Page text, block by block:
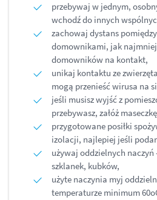
przebywaj w jednym,
wchodź do innych
zachowaj dystans
domownikami, jak
domowników na kontakt,
unikaj kontaktu ze
mogą przenieść wirusa na
jeśli musisz wyjść z
przebywasz, załóż
przygotowane posiłki
izolacji, najlepiej jeśli
używaj oddzielnych naczyń
szklanek, kubków,
użyte naczynia myj
temperaturze minimum